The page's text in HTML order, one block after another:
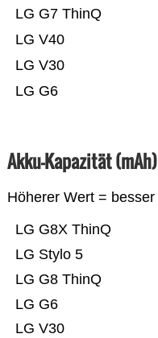
LG G6
LG V30
LG V40
LG G7 ThinQ
Akku-Kapazität (mAh)
Höherer Wert = besser
LG V30
LG G6
LG G8 ThinQ
LG Stylo 5
LG G8X ThinQ